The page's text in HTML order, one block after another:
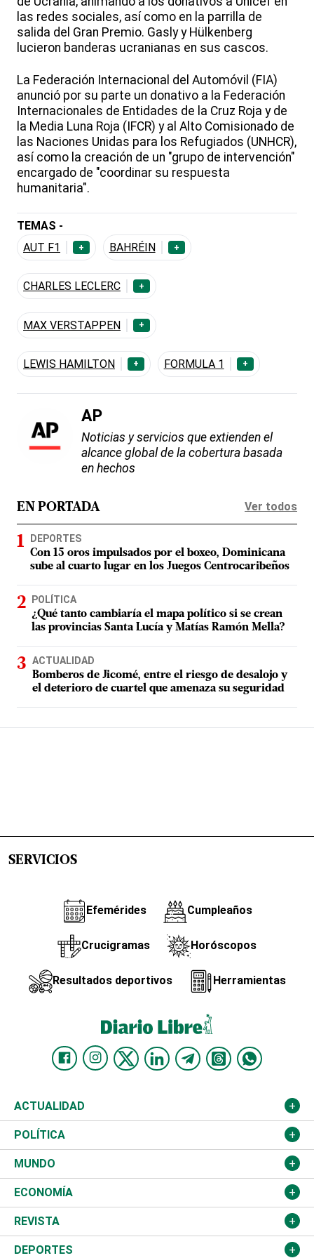
las redes sociales, así como en la parrilla de
salida del Gran Premio. Gasly y Hülkenberg
lucieron banderas ucranianas en sus cascos.
La Federación Internacional del Automóvil (FIA)
anunció por su parte un donativo a la Federación
Internacionales de Entidades de la Cruz Roja y de
la Media Luna Roja (IFCR) y al Alto Comisionado de
las Naciones Unidas para los Refugiados (UNHCR),
así como la creación de un "grupo de intervención"
encargado de "coordinar su respuesta
humanitaria".
TEMAS -
AUT F1
+ BAHRÉIN +
CHARLES LECLERC +
MAX VERSTAPPEN +
LEWIS HAMILTON + FORMULA 1 +
AP
Noticias y servicios que extienden el
alcance global de la cobertura basada
en hechos
EN PORTADA Ver todos
DEPORTES
Con 15 oros impulsados por el boxeo, Dominicana
sube al cuarto lugar en los Juegos Centrocaribeños
POLÍTICA
¿Qué tanto cambiaría el mapa político si se crean
las provincias Santa Lucía y Matías Ramón Mella?
ACTUALIDAD
Bomberos de Jicomé, entre el riesgo de desalojo y
el deterioro de cuartel que amenaza su seguridad
SERVICIOS
Efemérides Cumpleaños
Crucigramas Horóscopos
Resultados deportivos Herramientas
ACTUALIDAD
Nacional
Ciudad
Educación
Salud
Justicia
POLÍTICA
Partidos
JCE
TSE
Congreso Nacional
MUNDO
Estados Unidos
América Latina
Haití
ECONOMÍA
Finanzas
Turismo
REVISTA
Música
DEPORTES